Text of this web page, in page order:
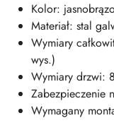
Kolor:
Materiał: stal
Wymiary
wys.)
Wymiary drzwi:
Zabezpieczenie
Wymagany